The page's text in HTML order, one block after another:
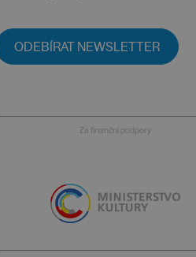
ODEBÍRAT NEWSLETTER
Za finanční podpory